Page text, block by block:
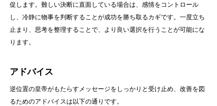
促します。難しい決断に直面している場合は、感情をコントロール
し、冷静に物事を判断することが成功を勝ち取るカギです。一度立ち
止まり、思考を整理することで、より良い選択を行うことが可能にな
ります。
アドバイス
逆位置の皇帝がもたらすメッセージをしっかりと受け止め、改善を図
るためのアドバイスは以下の通りです。